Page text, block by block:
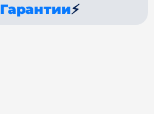
Гарантии⚡